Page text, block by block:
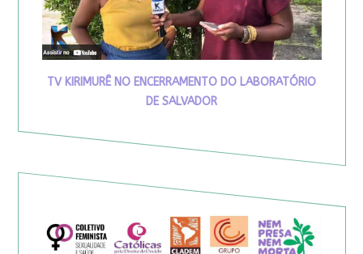
TV KIRIMURÊ NO ENCERRAMENTO DO LABORATÓRIO
DE SALVADOR